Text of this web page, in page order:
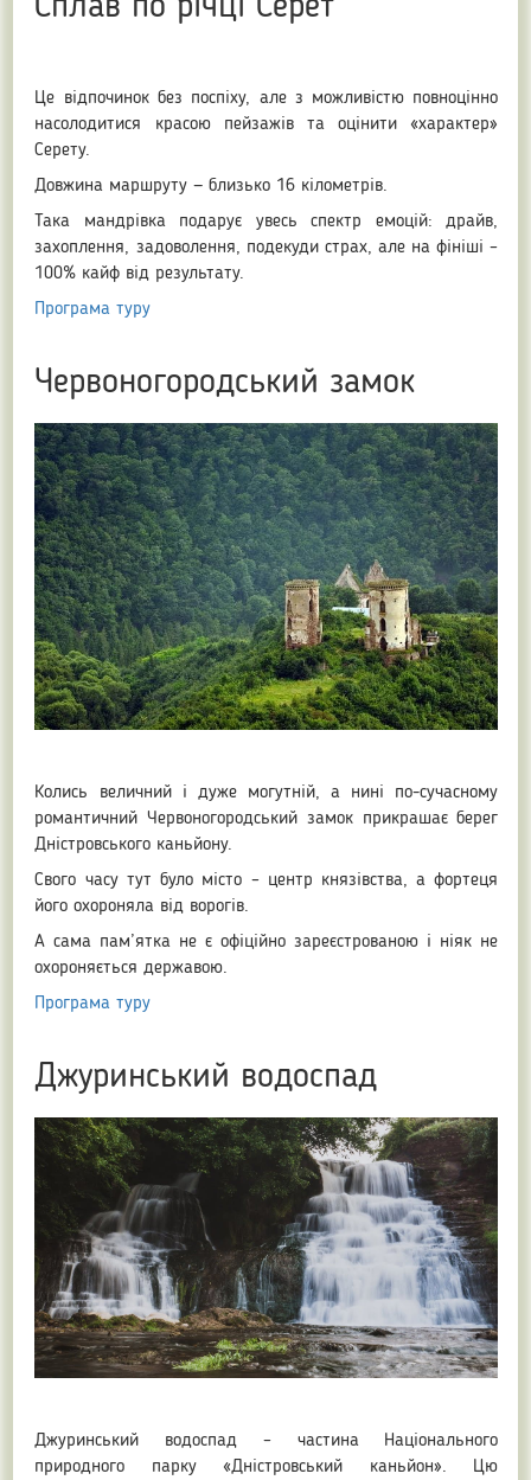
Це відпочинок без поспіху, але з можливістю повноцінно
насолодитися красою пейзажів та оцінити «характер»
Серету.
Довжина маршруту — близько 16 кілометрів.
Така мандрівка подарує увесь спектр емоцій: драйв,
захоплення, задоволення, подекуди страх, але на фініші –
100% кайф від результату.
Програма туру
Червоногородський замок
Колись величний і дуже могутній, а нині по-сучасному
романтичний Червоногородський замок прикрашає берег
Дністровського каньйону.
Свого часу тут було місто – центр князівства, а фортеця
його охороняла від ворогів.
А сама пам’ятка не є офіційно зареєстрованою і ніяк не
охороняється державою.
Програма туру
Джуринський водоспад
Джуринський водоспад – частина Національного
природного парку «Дністровський каньйон». Цю